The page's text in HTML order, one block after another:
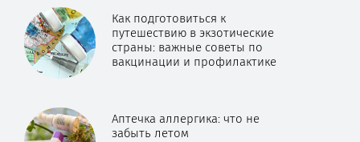
Как подготовиться к
путешествию в экзотические
страны: важные советы по
вакцинации и профилактике
Аптечка аллергика: что не
забыть летом